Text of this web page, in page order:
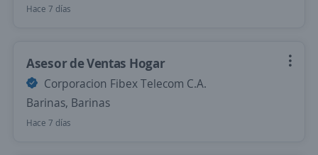
Hace 7 días
Asesor de Ventas Hogar
Corporacion Fibex Telecom C.A.
Barinas, Barinas
Hace 7 días